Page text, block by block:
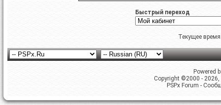
Быстрый переход
Текущее
Powered
Copyright ©2000 -
PSPx Forum -